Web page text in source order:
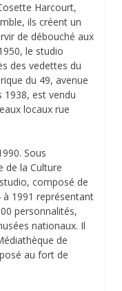
Harcourt,
ils créent un
de débouché aux
le studio
des vedettes du
du 49, avenue
1938, est vendu
locaux rue
Sous
de la Culture
composé de
1991 représentant
personnalités,
nationaux. Il
de
au fort de